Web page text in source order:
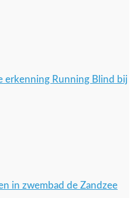
erkenning Running Blind bij
in zwembad de Zandzee